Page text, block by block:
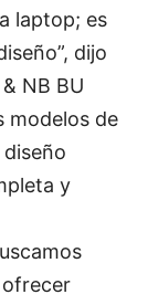
laptop; es
dijo
NB BU
modelos de
y